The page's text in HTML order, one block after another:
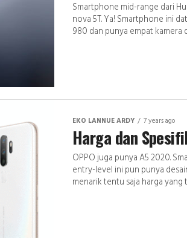
Smartphone mid-range dari
nova 5T. Ya! Smartphone ini
980 dan punya empat kamera
EKO LANNUE ARDY 7 years ago
Harga dan
OPPO juga punya A5 2020.
entry-level ini pun punya
menarik tentu saja harga yang